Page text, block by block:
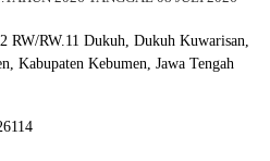
RW/RW.11 Dukuh, Dukuh Kuwarisan,
Kabupaten Kebumen, Jawa Tengah